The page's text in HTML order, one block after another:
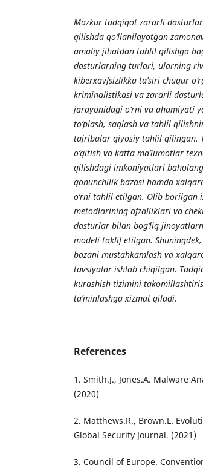
Mazkur tadqiqot zararli
qilishda qo‘llanilayotgan
amaliy jihatdan tahlil qilishga
dasturlarning turlari, ularning
kiberxavfsizlikka ta’siri chuqur
kriminalistikasi va zararli
jarayonidagi o‘rni va ahamiyati
to‘plash, saqlash va tahlil
tajribalar qiyosiy tahlil qilingan.
o‘qitish va katta ma’lumotlar
qilishdagi imkoniyatlari
qonunchilik bazasi hamda
o‘rni tahlil etilgan. Olib borilgan
metodlarining afzalliklari va
dasturlar bilan bog‘liq
modeli taklif etilgan.
bazani mustahkamlash va
tavsiyalar ishlab chiqilgan.
kurashish tizimini
ta’minlashga xizmat qiladi.
References
1. Smith.J., Jones.A. Malware
(2020)
2. Matthews.R., Brown.L.
Global Security Journal. (2021)
3. Council of Europe.